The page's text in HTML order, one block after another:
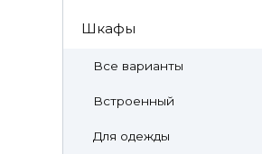
Шкафы
Все варианты
Встроенный
Для одежды